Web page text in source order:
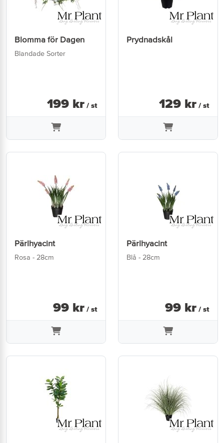
Blomma för Dagen
Blandade Sorter
199 kr / st
Prydnadskål
129 kr / st
Pärlhyacint
Rosa - 28cm
99 kr / st
Pärlhyacint
Blå - 28cm
99 kr / st